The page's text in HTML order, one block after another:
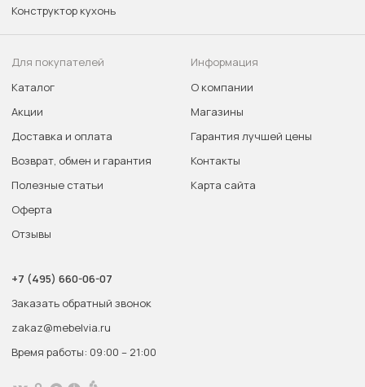
Конструктор кухонь
Для покупателей
Каталог
Акции
Доставка и оплата
Возврат, обмен и гарантия
Полезные статьи
Оферта
Отзывы
Информация
О компании
Магазины
Гарантия лучшей цены
Контакты
Карта сайта
+7 (495) 660-06-07
Заказать обратный звонок
zakaz@mebelvia.ru
Время работы: 09:00 – 21:00